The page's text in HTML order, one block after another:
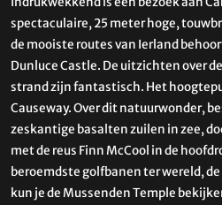
spectaculaire, 25 meter hoge,
de mooiste routes van Ierland
Dunluce Castle. De uitzichten over
strand zijn fantastisch. Het
Causeway. Over dit natuurwonder,
zeskantige basalten zuilen in zee,
met de reus Finn McCool in de
beroemdste golfbanen ter wereld, de
kun je de Mussenden Temple